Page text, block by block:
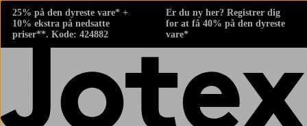
25% på den dyreste vare* +
10% ekstra på nedsatte
priser**. Kode: 424882
Er du ny her? Registrer dig
for at få 40% på den dyreste
vare*